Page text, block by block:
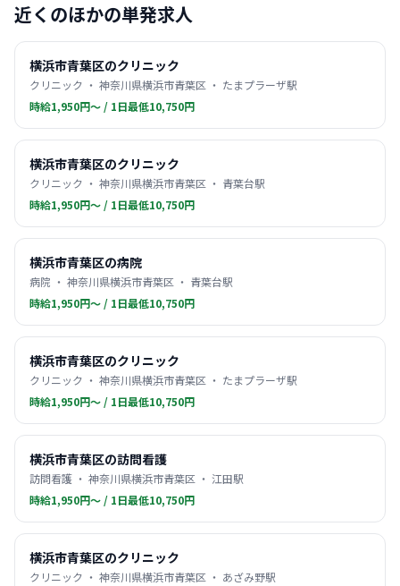
近くのほかの単発求人
横浜市青葉区のクリニック
クリニック ・ 神奈川県横浜市青葉区 ・ たまプラーザ駅
時給1,950円〜 / 1日最低10,750円
横浜市青葉区のクリニック
クリニック ・ 神奈川県横浜市青葉区 ・ 青葉台駅
時給1,950円〜 / 1日最低10,750円
横浜市青葉区の病院
病院 ・ 神奈川県横浜市青葉区 ・ 青葉台駅
時給1,950円〜 / 1日最低10,750円
横浜市青葉区のクリニック
クリニック ・ 神奈川県横浜市青葉区 ・ たまプラーザ駅
時給1,950円〜 / 1日最低10,750円
横浜市青葉区の訪問看護
訪問看護 ・ 神奈川県横浜市青葉区 ・ 江田駅
時給1,950円〜 / 1日最低10,750円
横浜市青葉区のクリニック
クリニック ・ 神奈川県横浜市青葉区 ・ あざみ野駅